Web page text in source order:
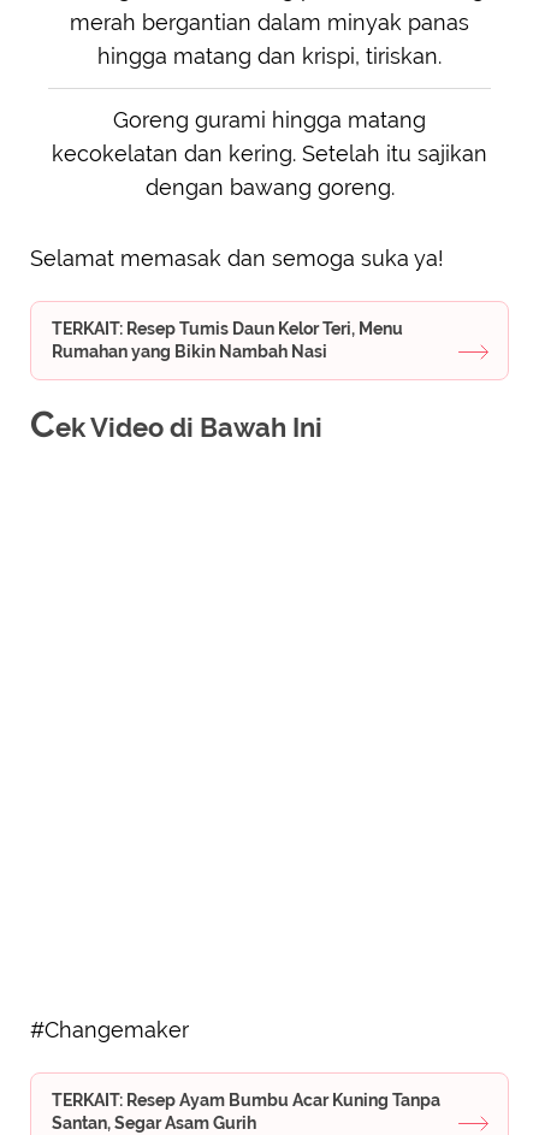
merah bergantian dalam minyak panas
hingga matang dan krispi, tiriskan.
Goreng gurami hingga matang
kecokelatan dan kering. Setelah itu sajikan
dengan bawang goreng.
Selamat memasak dan semoga suka ya!
TERKAIT: Resep Tumis Daun Kelor Teri, Menu
Rumahan yang Bikin Nambah Nasi
Cek Video di Bawah Ini
#Changemaker
TERKAIT: Resep Ayam Bumbu Acar Kuning Tanpa
Santan, Segar Asam Gurih